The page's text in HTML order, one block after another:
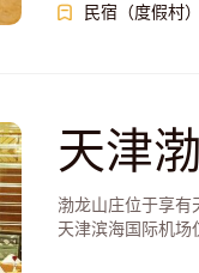
民宿（度假村
天津
渤龙山庄位于享有
天津滨海国际机场